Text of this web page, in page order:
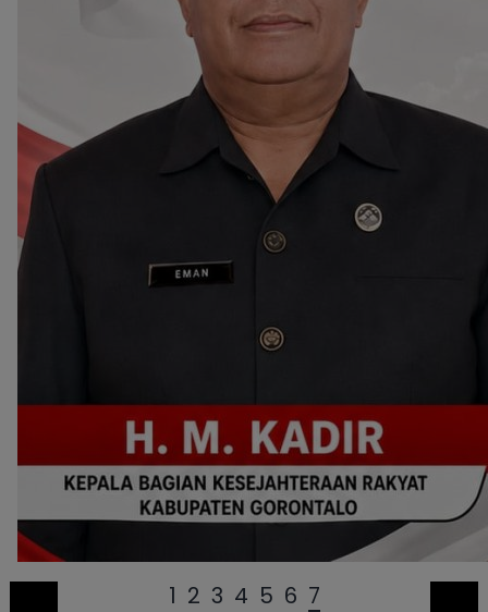
1 2 3 4 5 6 7